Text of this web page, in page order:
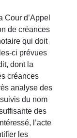
Cour d’Appel
de créances
qui doit
ci prévues
dont la
créances
analyse des
du nom
des
l’acte
les